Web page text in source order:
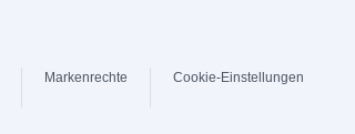
Markenrechte Cookie-Einstellungen